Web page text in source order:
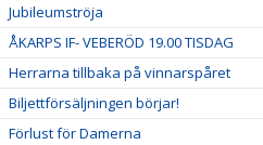
Jubileumströja
ÅKARPS IF- VEBERÖD 19.00 TISDAG
Herrarna tillbaka på vinnarspåret
Biljettförsäljningen börjar!
Förlust för Damerna